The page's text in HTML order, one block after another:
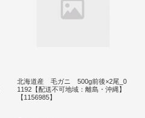
北海道産 毛ガニ 500g前後×2尾_0
1192【配送不可地域：離島・沖縄】
【1156985】